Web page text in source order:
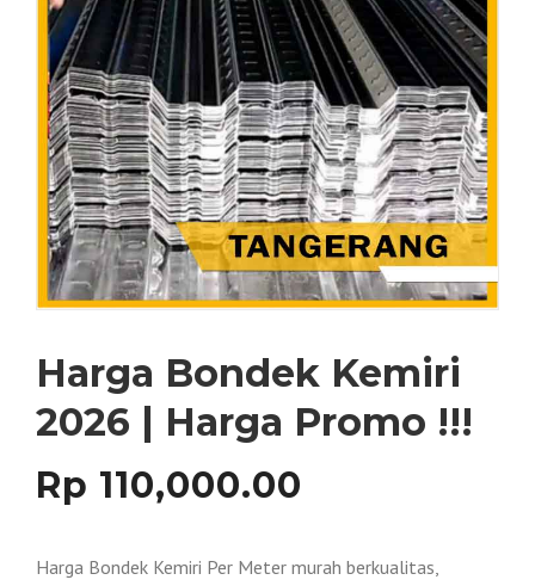
Harga Bondek Kemiri
2026 | Harga Promo !!!
Rp 110,000.00
Harga Bondek Kemiri Per Meter murah berkualitas,